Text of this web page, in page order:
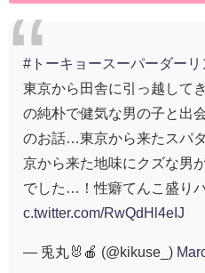
#トーキョースーパーダーリ
東京から田舎に引っ越して
の純朴で健気な男の子と出
のお話…東京から来たスパ
京から来た地味にクズな男
でした…！性癖てんこ盛り
c.twitter.com/RwQdHl4eIJ
— 兎丸🐰🍎 (@kikuse_)